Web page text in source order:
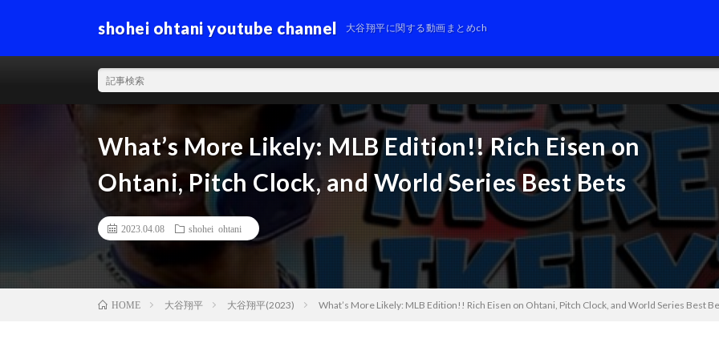
shohei ohtani youtube channel 大谷翔平に関する動画まとめch
What’s More Likely: MLB Edition!! Rich Eisen on
Ohtani, Pitch Clock, and World Series Best Bets
2023.04.08 shohei ohtani
HOME 大谷翔平 大谷翔平(2023) What’s More Likely: MLB Edition!! Rich Eisen on Ohtani, Pitch Clock, and World Series Best